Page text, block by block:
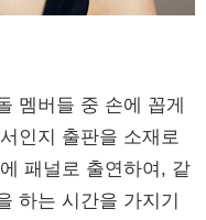
멤버들 중 손에 꼽게
인지 출판을 소재로
패널로 출연하여, 같
하는 시간을 가지기